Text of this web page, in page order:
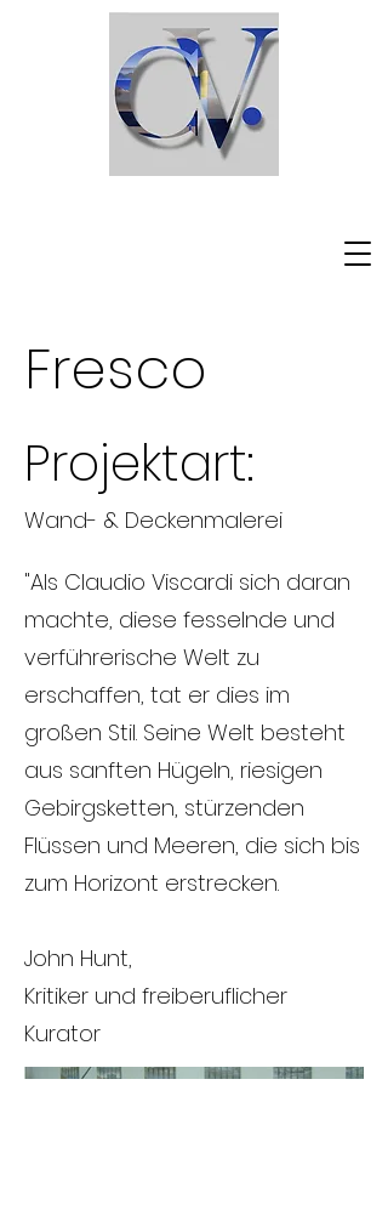
Fresco
Projektart:
Wand- & Deckenmalerei
"Als Claudio Viscardi sich daran
machte, diese fesselnde und
verführerische Welt zu
erschaffen, tat er dies im
großen Stil. Seine Welt besteht
aus sanften Hügeln, riesigen
Gebirgsketten, stürzenden
Flüssen und Meeren, die sich bis
zum Horizont erstrecken.
John Hunt,
Kritiker und freiberuflicher
Kurator